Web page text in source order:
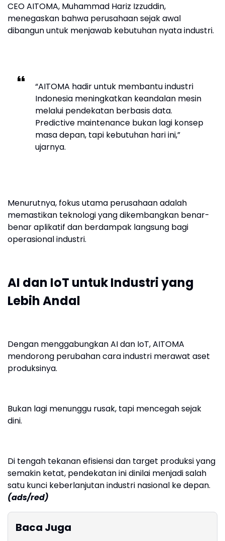
CEO AITOMA, Muhammad Hariz Izzuddin,
menegaskan bahwa perusahaan sejak awal
dibangun untuk menjawab kebutuhan nyata industri.
“AITOMA hadir untuk membantu industri
Indonesia meningkatkan keandalan mesin
melalui pendekatan berbasis data.
Predictive maintenance bukan lagi konsep
masa depan, tapi kebutuhan hari ini,”
ujarnya.
Menurutnya, fokus utama perusahaan adalah
memastikan teknologi yang dikembangkan benar-
benar aplikatif dan berdampak langsung bagi
operasional industri.
AI dan IoT untuk Industri yang
Lebih Andal
Dengan menggabungkan AI dan IoT, AITOMA
mendorong perubahan cara industri merawat aset
produksinya.
Bukan lagi menunggu rusak, tapi mencegah sejak
dini.
Di tengah tekanan efisiensi dan target produksi yang
semakin ketat, pendekatan ini dinilai menjadi salah
satu kunci keberlanjutan industri nasional ke depan.
(ads/red)
Baca Juga